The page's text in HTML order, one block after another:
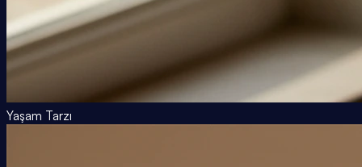
Yaşam Tarzı